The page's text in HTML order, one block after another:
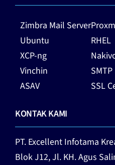
Zimbra Mail Server
Ubuntu
XCP-ng
Vinchin
ASAV
RHEL
SSL
KONTAK KAMI
PT. Excellent Infotama
Blok J12, Jl. KH. Agus